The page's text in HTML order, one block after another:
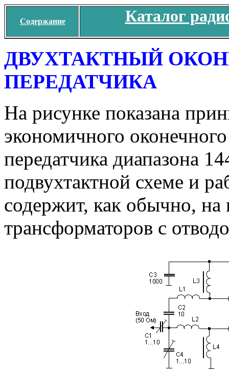
Содержание Каталог
ДВУХТАКТНЫЙ
ПЕРЕДАТЧИКА
На рисунке показана
экономичного
передатчика диапазона
подвухтактной схеме и
содержит, как обычно, на
трансформаторов с